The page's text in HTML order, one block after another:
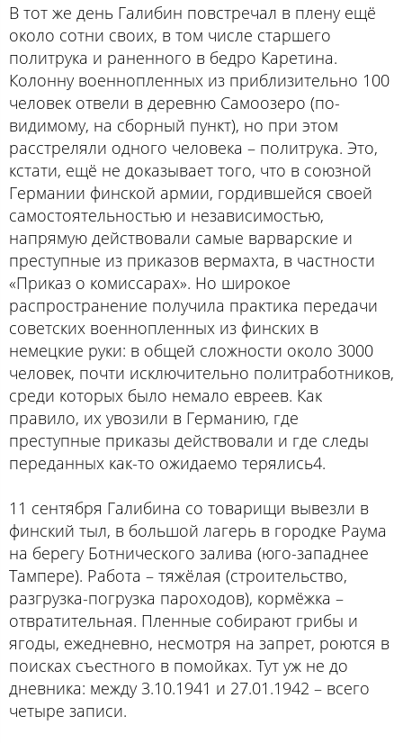
В тот же день Галибин повстречал в плену ещё
около сотни своих, в том числе старшего
политрука и раненного в бедро Каретина.
Колонну военнопленных из приблизительно 100
человек отвели в деревню Самоозеро (по-
видимому, на сборный пункт), но при этом
расстреляли одного человека – политрука. Это,
кстати, ещё не доказывает того, что в союзной
Германии финской армии, гордившейся своей
самостоятельностью и независимостью,
напрямую действовали самые варварские и
преступные из приказов вермахта, в частности
«Приказ о комиссарах». Но широкое
распространение получила практика передачи
советских военнопленных из финских в
немецкие руки: в общей сложности около 3000
человек, почти исключительно политработников,
среди которых было немало евреев. Как
правило, их увозили в Германию, где
преступные приказы действовали и где следы
переданных как-то ожидаемо терялись4.
11 сентября Галибина со товарищи вывезли в
финский тыл, в большой лагерь в городке Раума
на берегу Ботнического залива (юго-западнее
Тампере). Работа – тяжёлая (строительство,
разгрузка-погрузка пароходов), кормёжка –
отвратительная. Пленные собирают грибы и
ягоды, ежедневно, несмотря на запрет, роются в
поисках съестного в помойках. Тут уж не до
дневника: между 3.10.1941 и 27.01.1942 – всего
четыре записи.